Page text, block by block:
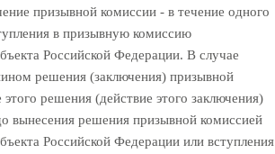
призывной комиссии - в течение одного
в призывную комиссию
Российской Федерации. В случае
решения (заключения) призывной
решения (действие этого заключения)
вынесения решения призывной комиссией
Российской Федерации или вступления